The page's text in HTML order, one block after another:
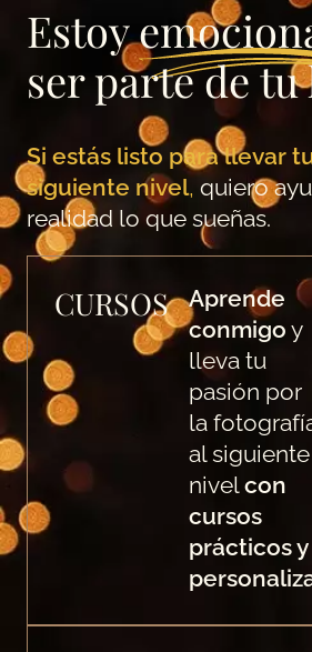
Estoy
ser parte de
Si estás listo para llevar
siguiente nivel, quiero
realidad lo que sueñas.
CURSOS
Aprende
conmigo y
lleva tu
pasión por
la
al siguiente
nivelcon
cursos
prácticos y